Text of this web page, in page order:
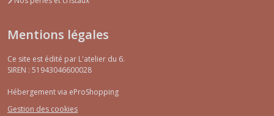
Mentions légales
Ce site est édité par L'atelier du 6.
SIREN : 51943046600028
Hébergement via eProShopping
Gestion des cookies